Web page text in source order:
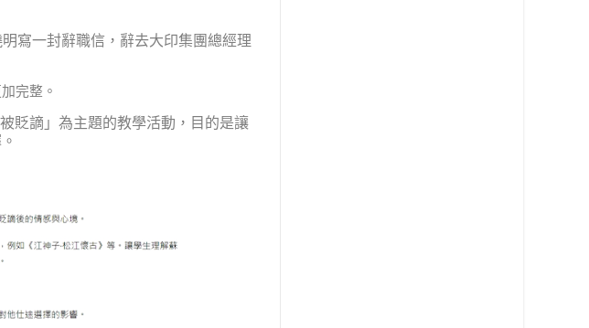
明寫一封辭職信，辭去大印集團總經理
完整。
貶謫」為主題的教學活動，目的是讓